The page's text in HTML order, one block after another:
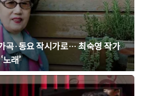
곡·동요 작시가로… 최숙영 작가
래’